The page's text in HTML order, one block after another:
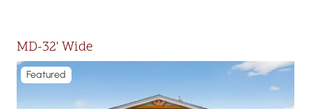
MD-32' Wide
Featured